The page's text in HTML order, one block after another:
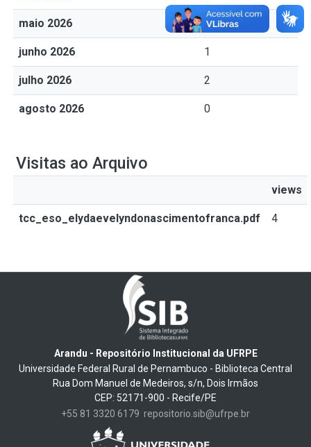
maio 2026 0
junho 2026 1
julho 2026 2
agosto 2026 0
Visitas ao Arquivo
views
tcc_eso_elydaevelyndonascimentofranca.pdf 4
Arandu - Repositório Institucional da UFRPE
Universidade Federal Rural de Pernambuco - Biblioteca Central
Rua Dom Manuel de Medeiros, s/n, Dois Irmãos
CEP: 52171-900 - Recife/PE
+55 81 3320 6179 repositorio.sib@ufrpe.br